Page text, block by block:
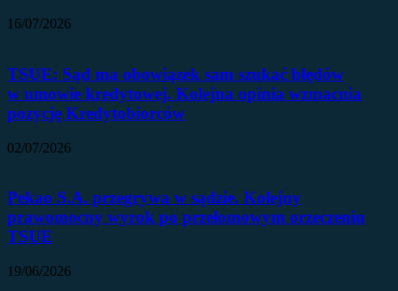
16/07/2026
TSUE: Sąd ma obowiązek sam szukać błędów
w umowie kredytowej. Kolejna opinia wzmacnia
pozycję Kredytobiorców
02/07/2026
Pekao S.A. przegrywa w sądzie. Kolejny
prawomocny wyrok po przełomowym orzeczeniu
TSUE
19/06/2026